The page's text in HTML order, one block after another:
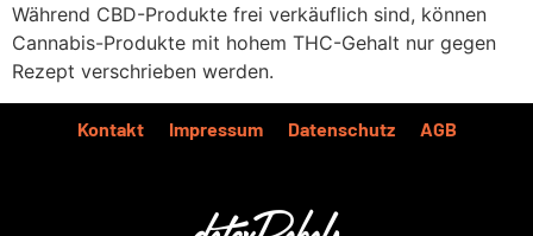
Während CBD-Produkte frei verkäuflich sind, können
Cannabis-Produkte mit hohem THC-Gehalt nur gegen
Rezept verschrieben werden.
Kontakt Impressum Datenschutz AGB